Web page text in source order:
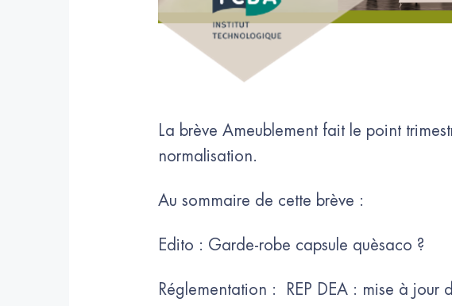
La brève Ameublement fait le point
normalisation.
Au sommaire de cette brève :
Edito : Garde-robe capsule quèsaco ?
Réglementation : REP DEA : mise à jour